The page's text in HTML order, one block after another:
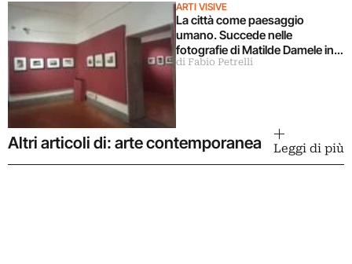
ARTI VISIVE
La città come paesaggio
umano. Succede nelle
fotografie di Matilde Damele in
mostra a Roma
di Fabio Petrelli
Altri articoli di: arte contemporanea Leggi di più